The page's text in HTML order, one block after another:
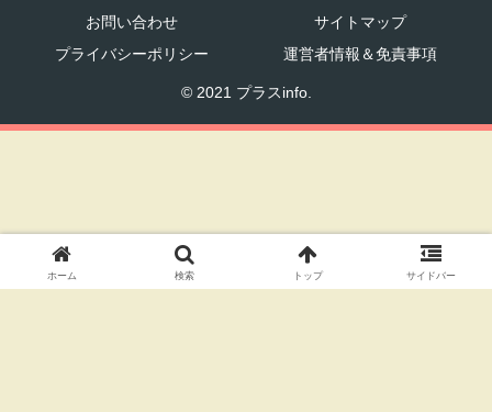
お問い合わせ
サイトマップ
プライバシーポリシー
運営者情報＆免責事項
© 2021 プラスinfo.
ホーム 検索 トップ サイドバー